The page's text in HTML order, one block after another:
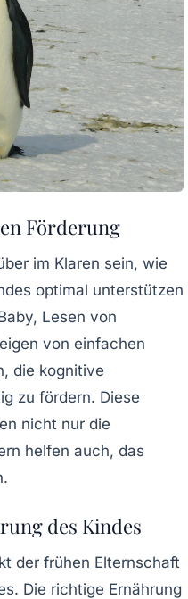
Förderung
im Klaren sein, wie
optimal unterstützen
Lesen von
von einfachen
die kognitive
zu fördern. Diese
nicht nur die
helfen auch, das
des Kindes
der frühen Elternschaft
Die richtige Ernährung